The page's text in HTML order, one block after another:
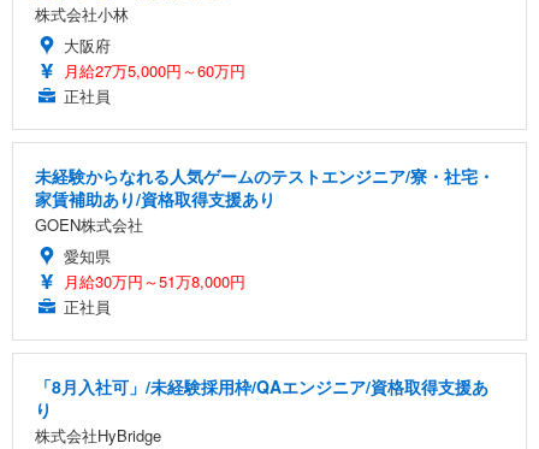
株式会社小林
大阪府
月給27万5,000円～60万円
正社員
未経験からなれる人気ゲームのテストエンジニア/寮・社宅・
家賃補助あり/資格取得支援あり
GOEN株式会社
愛知県
月給30万円～51万8,000円
正社員
「8月入社可」/未経験採用枠/QAエンジニア/資格取得支援あ
り
株式会社HyBridge